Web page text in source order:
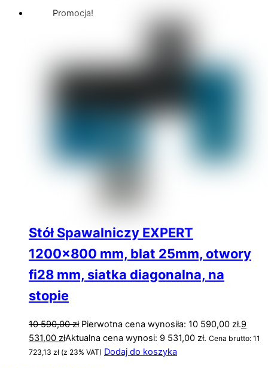
Promocja!
Stół Spawalniczy EXPERT
1200×800 mm, blat 25mm, otwory
fi28 mm, siatka diagonalna, na
stopie
10 590,00zł Pierwotna cena wynosiła: 10 590,00 zł.9
531,00 złAktualna cena wynosi: 9 531,00 zł. Cena brutto: 11
723,13 zł (z 23% VAT) Dodaj do koszyka